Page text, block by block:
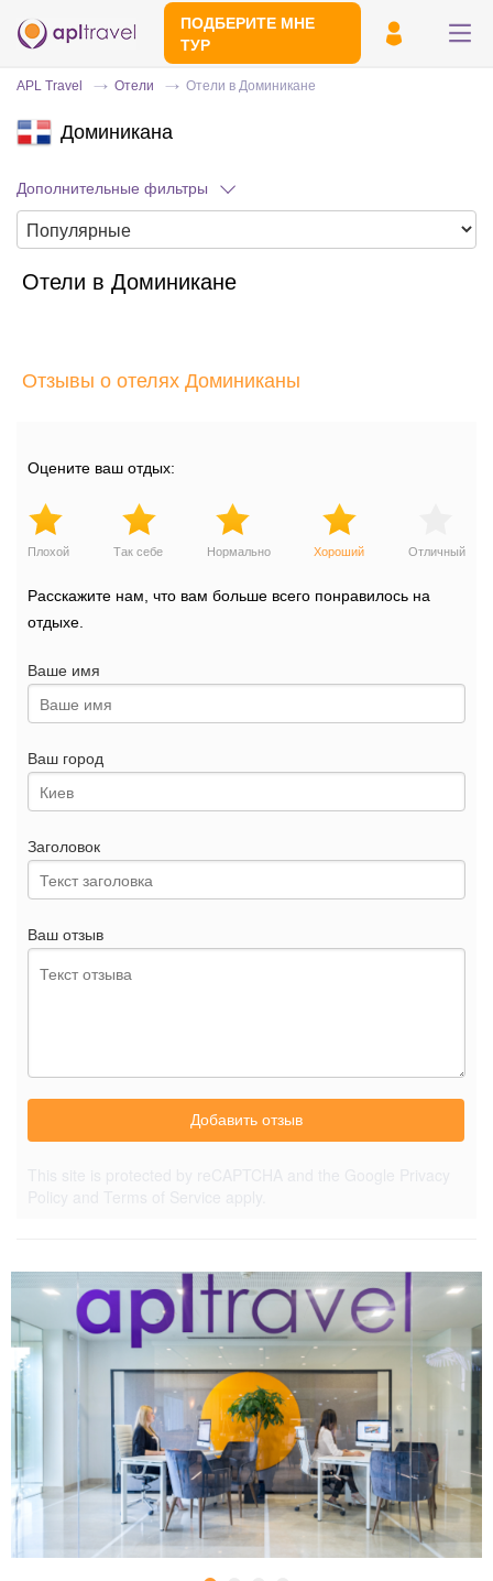
ПОДБЕРИТЕ МНЕ
ТУР
минут
APL Travel Отели Отели в Доминикане
Доминикана
Дополнительные фильтры
Отели в Доминикане
Отзывы о отелях Доминиканы
Оцените ваш отдых:
Плохой Так себе Нормально Хороший Отличный
Расскажите нам, что вам больше всего понравилось на
отдыхе.
Ваше имя
Ваш город
Заголовок
Ваш отзыв
Добавить отзыв